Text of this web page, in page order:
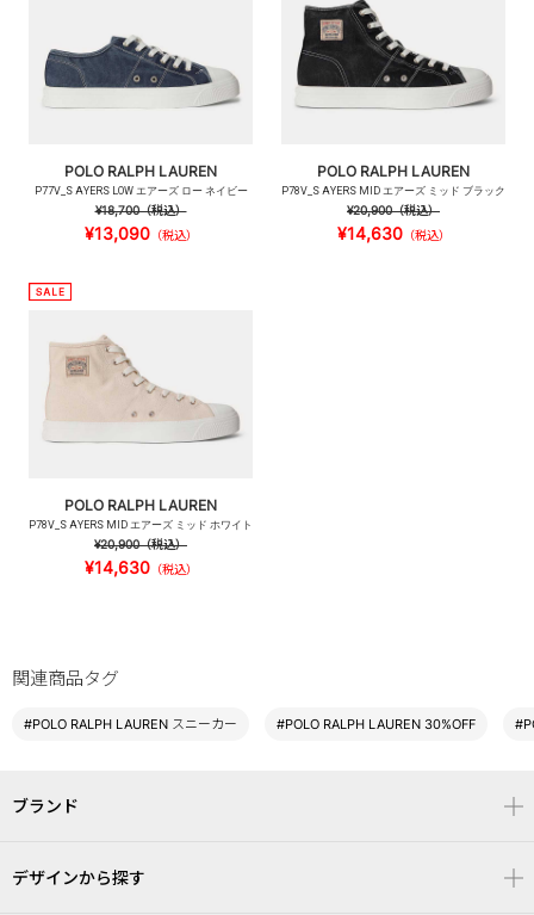
POLO RALPH LAUREN
P77V_S AYERS LOW エアーズ ロー ネイビー
¥18,700（税込）
¥13,090（税込）
POLO RALPH LAUREN
P78V_S AYERS MID エアーズ ミッド ブラック
¥20,900（税込）
¥14,630（税込）
POLO RALPH LAUREN
P78V_S AYERS MID エアーズ ミッド ホワイト
¥20,900（税込）
¥14,630（税込）
関連商品タグ
#POLO RALPH LAUREN スニーカー #POLO RALPH LAUREN 30%OFF
ブランド
デザインから探す